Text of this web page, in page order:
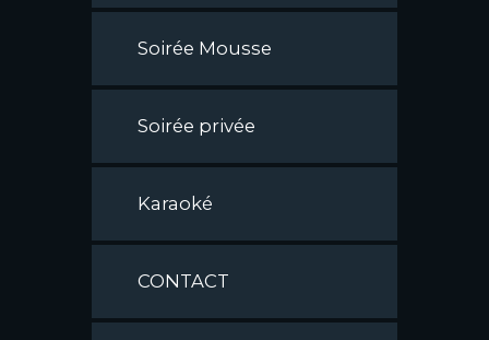
Soirée Mousse
Soirée privée
Karaoké
CONTACT